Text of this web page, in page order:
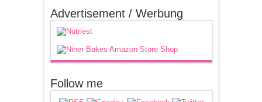
Advertisement / Werbung
Follow me